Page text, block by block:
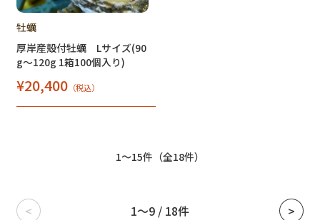
牡蠣
厚岸産殻付牡蠣 Lサイズ(90
g～120g 1箱100個入り)
¥20,400（税込）
1～15件（全18件）
< 1～9 / 18件 >